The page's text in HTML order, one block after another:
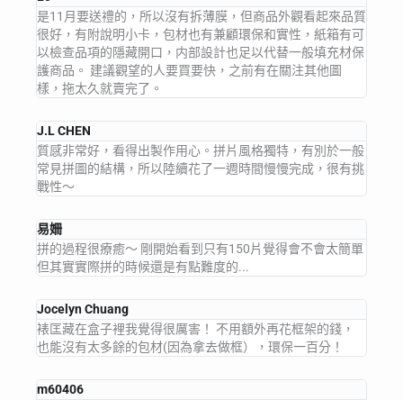
是11月要送禮的，所以沒有拆薄膜，但商品外觀看起來品質
很好，有附說明小卡，包材也有兼顧環保和實性，紙箱有可
以檢查品項的隱藏開口，内部設計也足以代替一般填充材保
護商品。 建議觀望的人要買要快，之前有在關注其他圖
樣，拖太久就賣完了。
J.L CHEN
質感非常好，看得出製作用心。拼片風格獨特，有別於一般
常見拼圖的結構，所以陸續花了一週時間慢慢完成，很有挑
戰性～
易姍
拼的過程很療癒～ 剛開始看到只有150片覺得會不會太簡單
但其實實際拼的時候還是有點難度的...
Jocelyn Chuang
裱匡藏在盒子裡我覺得很厲害！ 不用額外再花框架的錢，
也能沒有太多餘的包材(因為拿去做框），環保一百分！
m60406